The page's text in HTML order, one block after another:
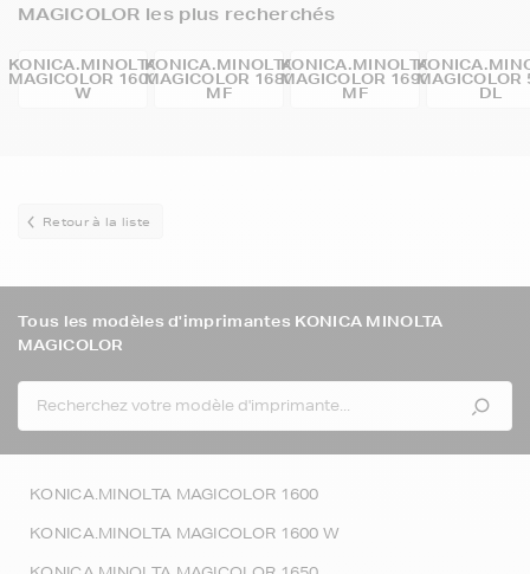
MAGICOLOR les plus recherchés
KONICA.MINOLTA
MAGICOLOR 1600
W
KONICA.MINOLTA
MAGICOLOR 1680
MF
KONICA.MINOLTA
MAGICOLOR 1690
MF
MAGICOLOR
DL
Retour à la liste
Tous les modèles d'imprimantes KONICA MINOLTA
MAGICOLOR
KONICA.MINOLTA MAGICOLOR 1600
KONICA.MINOLTA MAGICOLOR 1600 W